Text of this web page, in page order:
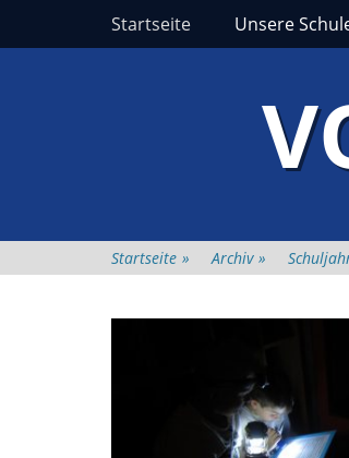
ZumErstes Menü
Startseite Unsere
Startseite » Archiv »